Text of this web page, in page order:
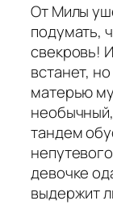
От Милы
подумать,
свекровь!
встанет,
матерью
тандем
девочке
выдержит